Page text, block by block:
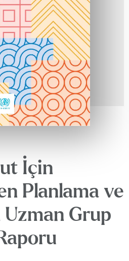
İçin
Planlama ve
Grup